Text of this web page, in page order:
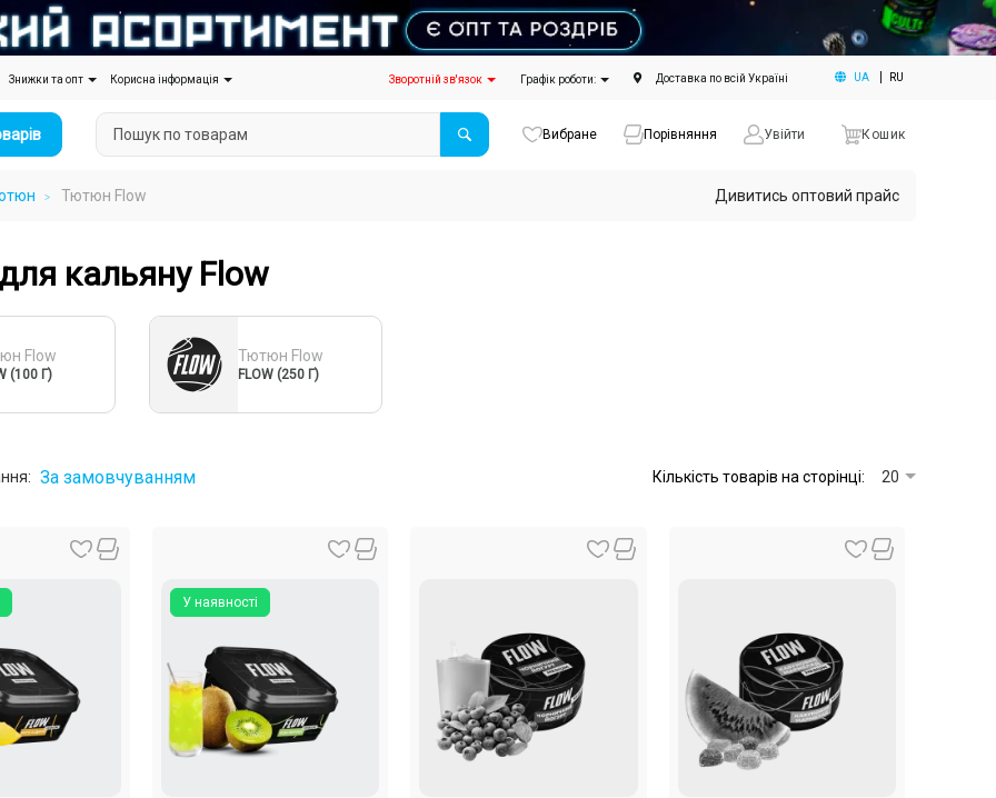
Знижки та опт Корисна інформація Зворотній зв'язок Графік роботи: Доставка по всій Україні UA RU
Вибране Порівняння Увійти Кошик
Тютюн Flow Дивитись оптовий прайс
кальяну Flow
Flow
(100 Г)
Тютюн Flow
FLOW (250 Г)
За замовчуванням Кількість товарів на сторінці: 20
У наявності